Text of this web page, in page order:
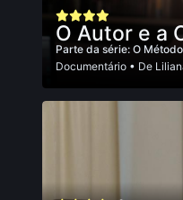
O Autor e a
Parte da série: O
Documentário • De